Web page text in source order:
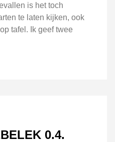
is het toch
te laten kijken, ook
tafel. Ik geef twee
0.4.